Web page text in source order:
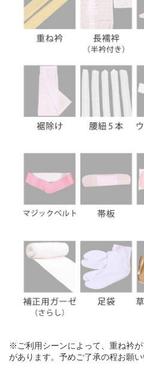
※ご利用シーンによって、重ね衿
があります。予めご了承の程お願い